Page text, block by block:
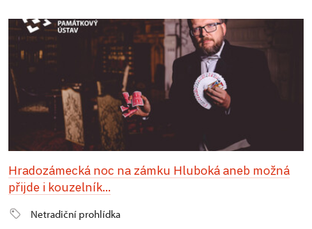
Hradozámecká noc na zámku Hluboká aneb možná
přijde i kouzelník...
Netradiční prohlídka